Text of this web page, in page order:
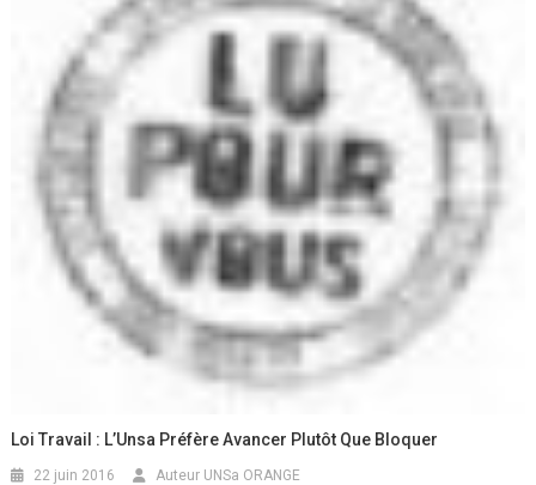
Loi Travail : L’Unsa Préfère Avancer Plutôt Que Bloquer
22 juin 2016 Auteur UNSa ORANGE